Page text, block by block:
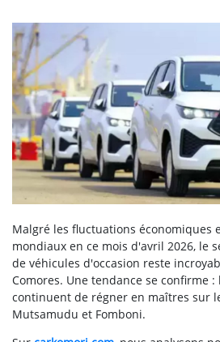
Malgré les fluctuations économiques
mondiaux en ce mois d'avril 2026, le
de véhicules d'occasion reste
Comores. Une tendance se confirme :
continuent de régner en maîtres sur
Mutsamudu et Fomboni.